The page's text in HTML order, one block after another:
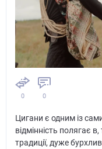
0 0
Цигани є одним із
відмінність полягає
традиції, дуже